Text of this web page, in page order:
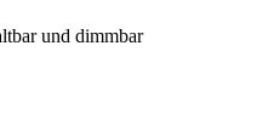
und dimmbar